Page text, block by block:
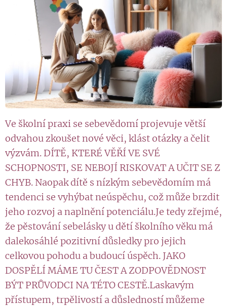
Ve školní praxi se sebevědomí projevuje větší
odvahou zkoušet nové věci, klást otázky a čelit
výzvám. DÍTĚ, KTERÉ VĚŘÍ VE SVÉ
SCHOPNOSTI, SE NEBOJÍ RISKOVAT A UČIT SE Z
CHYB. Naopak dítě s nízkým sebevědomím má
tendenci se vyhýbat neúspěchu, což může brzdit
jeho rozvoj a naplnění potenciálu.Je tedy zřejmé,
že pěstování sebelásky u dětí školního věku má
dalekosáhlé pozitivní důsledky pro jejich
celkovou pohodu a budoucí úspěch. JAKO
DOSPĚLÍ MÁME TU ČEST A ZODPOVĚDNOST
BÝT PRŮVODCI NA TÉTO CESTĚ.Laskavým
přístupem, trpělivostí a důsledností můžeme